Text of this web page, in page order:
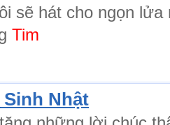
sẽ hát cho ngọn lửa
Tim
Nhật